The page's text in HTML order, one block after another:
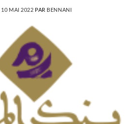
10 MAI 2022 PAR BENNANI